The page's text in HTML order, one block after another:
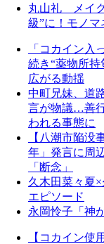
丸山礼 メイク
級”に！モノ
「コカイン入
続き“薬物所
広がる動揺
中町兄妹、道
言が物議…善
われる事態に
【八潮市陥没
年」発言に周
「断念」
久木田菜々夏
エピソード
永岡怜子「神
【コカイン使